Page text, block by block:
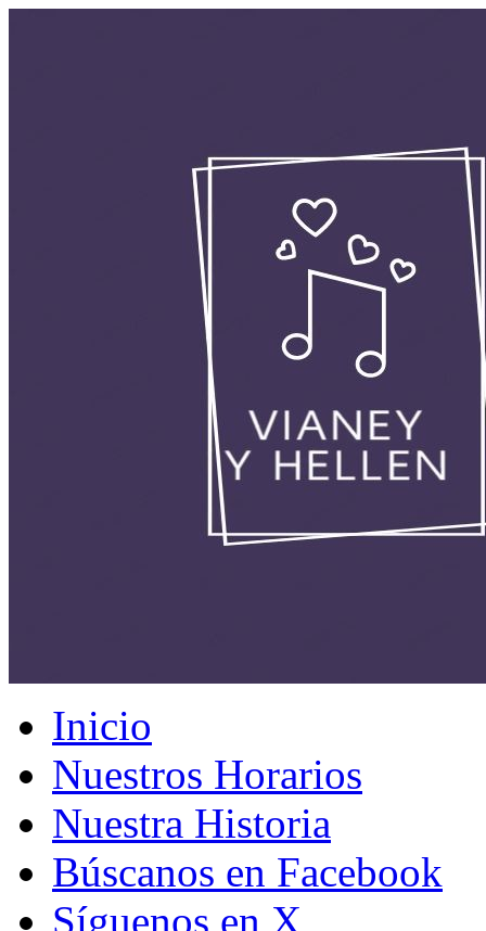
Inicio
Nuestros Horarios
Nuestra Historia
Búscanos en Facebook
Síguenos en X